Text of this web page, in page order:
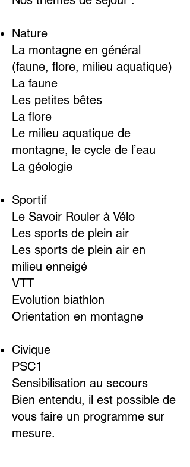
Nature
La montagne en général
(faune, flore, milieu aquatique)
La faune
Les petites bêtes
La flore
Le milieu aquatique de
montagne, le cycle de l’eau
La géologie
Sportif
Le Savoir Rouler à Vélo
Les sports de plein air
Les sports de plein air en
milieu enneigé
VTT
Evolution biathlon
Orientation en montagne
Civique
PSC1
Sensibilisation au secours
Bien entendu, il est possible de
vous faire un programme sur
mesure.